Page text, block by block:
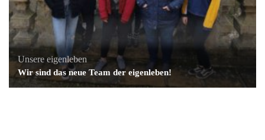
Unsere eigenleben
Wir sind das neue Team der eigenleben!